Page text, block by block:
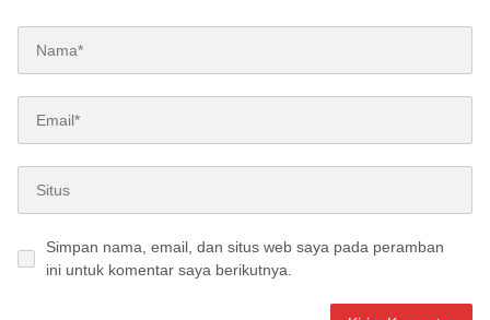
Simpan nama, email, dan situs web saya pada peramban
ini untuk komentar saya berikutnya.